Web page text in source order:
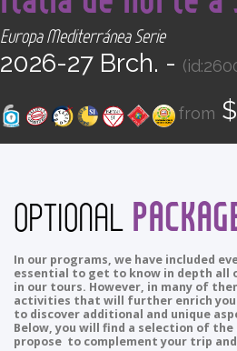
CONTACT
Find your
Europa Mediterránea Serie
2026-27 Brch. -
from
OPTIONAL
In our programs, we have included
essential to get to know in depth all
in our tours. However, in many of
activities that will further enrich
to discover additional and unique
Below, you will find a selection of
propose to complement your trip